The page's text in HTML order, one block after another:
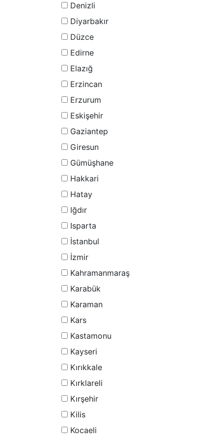
Denizli
Diyarbakır
Düzce
Edirne
Elazığ
Erzincan
Erzurum
Eskişehir
Gaziantep
Giresun
Gümüşhane
Hakkari
Hatay
Iğdır
Isparta
İstanbul
İzmir
Kahramanmaraş
Karabük
Karaman
Kars
Kastamonu
Kayseri
Kırıkkale
Kırklareli
Kırşehir
Kilis
Kocaeli